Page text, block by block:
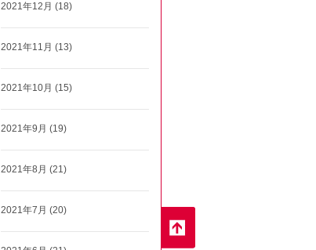
2021年12月 (18)
2021年11月 (13)
2021年10月 (15)
2021年9月 (19)
2021年8月 (21)
2021年7月 (20)